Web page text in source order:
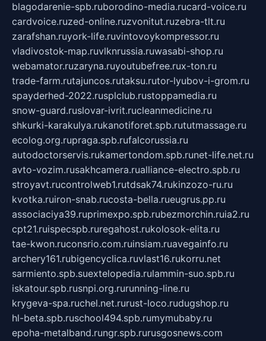
blagodarenie-spb.ruborodino-media.rucard-voice.ru
cardvoice.ruzed-online.ruzvonitut.ruzebra-tlt.ru
zarafshan.ruyork-life.ruvintovoykompressor.ru
vladivostok-map.ruvlknrussia.ruwasabi-shop.ru
webamator.ruzaryna.ruyoutubefree.rux-ton.ru
trade-farm.rutajuncos.rutaksu.rutor-lyubov-i-grom.ru
spayderhed-2022.rusplclub.rustoppamedia.ru
snow-guard.ruslovar-ivrit.rucleanmedicine.ru
shkurki-karakulya.rukanotiforet.spb.rututmassage.ru
ecolog.org.rupraga.spb.rufalcorussia.ru
autodoctorservis.rukamertondom.spb.runet-life.net.ru
avto-vozim.rusakhcamera.rualliance-electro.spb.ru
stroyavt.rucontrolweb1.rutdsak74.rukinzozo-ru.ru
kvotka.ruiron-snab.rucosta-bella.rueugrus.pp.ru
associaciya39.ruprimexpo.spb.rubezmorchin.ruia2.ru
cpt21.ruispecspb.ruregahost.rukolosok-elita.ru
tae-kwon.ruconsrio.com.ruinsiam.ruavegainfo.ru
archery161.rubigencyclica.ruvlast16.rukorru.net
sarmiento.spb.suextelopedia.rulammin-suo.spb.ru
iskatour.spb.rusnpi.org.rurunning-line.ru
krygeva-spa.ruchel.net.rurust-loco.rudugshop.ru
hl-beta.spb.ruschool494.spb.rumymubaby.ru
epoha-metalband.rungr.spb.rurusgosnews.com